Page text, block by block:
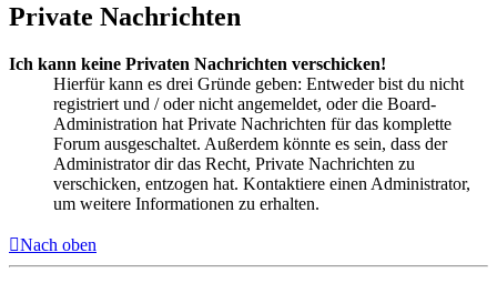
Private Nachrichten
Ich kann keine Privaten Nachrichten verschicken!
Hierfür kann es drei Gründe geben: Entweder bist du nicht
registriert und / oder nicht angemeldet, oder die Board-
Administration hat Private Nachrichten für das komplette
Forum ausgeschaltet. Außerdem könnte es sein, dass der
Administrator dir das Recht, Private Nachrichten zu
verschicken, entzogen hat. Kontaktiere einen Administrator,
um weitere Informationen zu erhalten.
Nach oben